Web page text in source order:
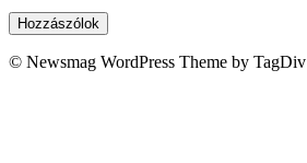
© Newsmag WordPress Theme by TagDiv